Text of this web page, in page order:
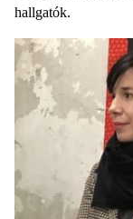
hallgatók.